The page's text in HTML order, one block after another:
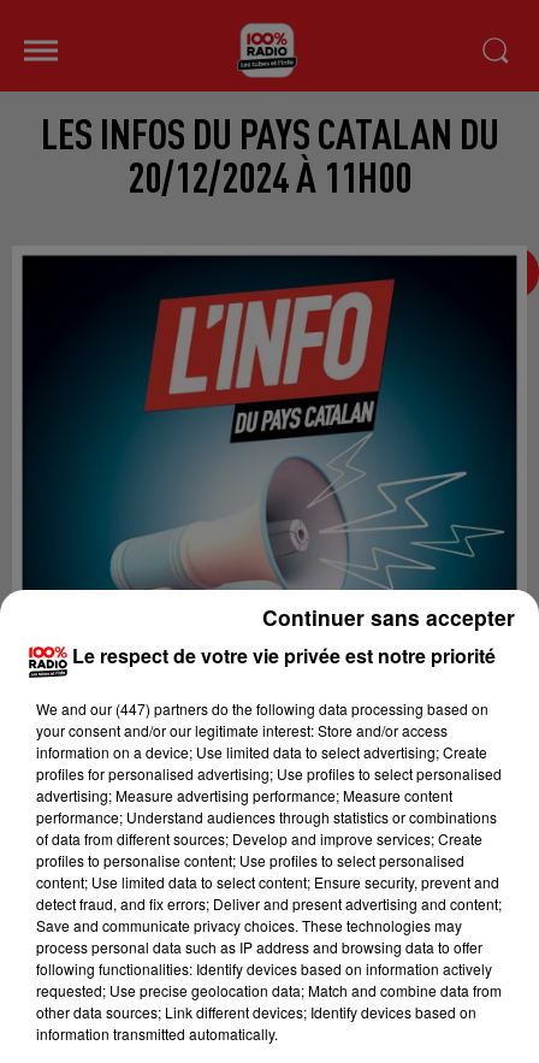
LES INFOS DU PAYS CATALAN DU
20/12/2024 À 11H00
Lecture (2 min 22 sec)
100%
100% Radio les infos du Pays Catalan
Le respect de votre vie privée est notre priorité
We and our (447) partnersdo the following data processing based on
your consent and/or our legitimate interest: Store and/or access
information on a device; Use limited data to select advertising; Create
profiles for personalised advertising; Use profiles to select personalised
advertising; Measure advertising performance; Measure content
performance; Understand audiences through statistics or combinations
of data from different sources; Develop and improve services; Create
profiles to personalise content; Use profiles to select personalised
content; Use limited data to select content; Ensure security, prevent and
detect fraud, and fix errors; Deliver and present advertising and content;
Save and communicate privacy choices. These technologies may
process personal data such as IP address and browsing data to offer
following functionalities: Identify devices based on information actively
requested; Use precise geolocation data; Match and combine data from
other data sources; Link different devices; Identify devices based on
information transmitted automatically.
Continuer sans accepter